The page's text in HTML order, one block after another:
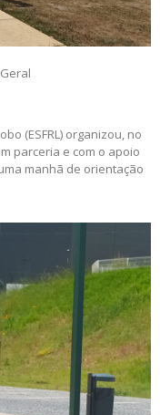
Geral
(ESFRL) organizou, no
parceria e com o apoio
manhã de orientação